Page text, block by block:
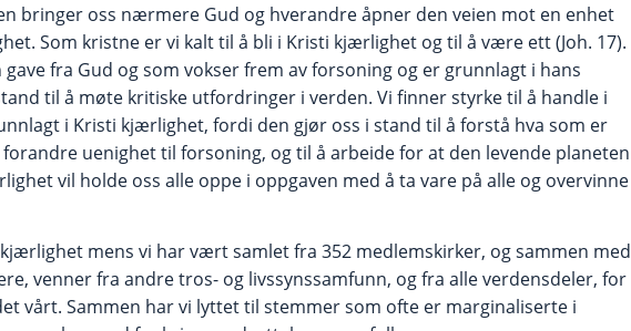
bringer oss nærmere Gud og hverandre åpner den veien mot en enhet
Som kristne er vi kalt til å bli i Kristi kjærlighet og til å være ett (Joh. 17).
gave fra Gud og som vokser frem av forsoning og er grunnlagt i hans
til å møte kritiske utfordringer i verden. Vi finner styrke til å handle i
i Kristi kjærlighet, fordi den gjør oss i stand til å forstå hva som er
uenighet til forsoning, og til å arbeide for at den levende planeten
vil holde oss alle oppe i oppgaven med å ta vare på alle og overvinne
mens vi har vært samlet fra 352 medlemskirker, og sammen med
venner fra andre tros- og livssynssamfunn, og fra alle verdensdeler, for
vårt. Sammen har vi lyttet til stemmer som ofte er marginaliserte i